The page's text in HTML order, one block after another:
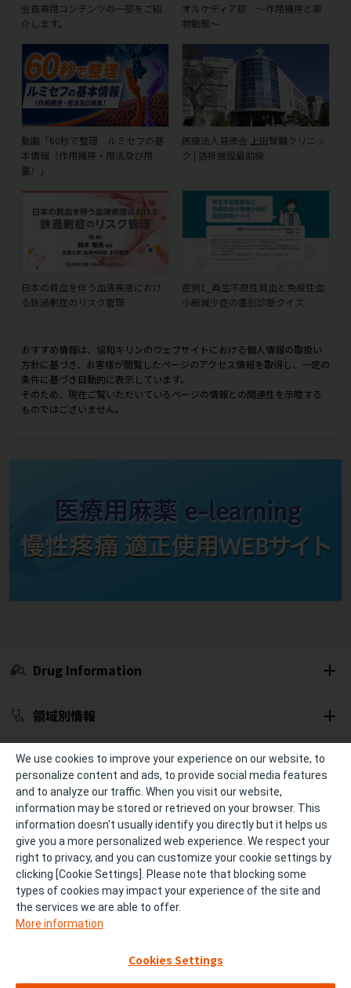
会員専用コンテンツの一部をご紹
介します。
オルケディア錠 ～作用機序と薬
物動態～
動画「60秒で整理 ルミセフの基
本情報（作用機序・用法及び用
量）」
医療法人慈修会 上田腎臓クリニッ
ク | 透析施設最前線
日本の貧血を伴う血液疾患におけ
る鉄過剰症のリスク管理
症例1_再生不良性貧血と免疫性血
小板減少症の鑑別診断クイズ
おすすめ情報は、協和キリンのウェブサイトにおける個人情報の取扱い
方針に基づき、お客様が閲覧したページのアクセス情報を取得し、一定の
条件に基づき自動的に表示しています。
そのため、現在ご覧いただいているページの情報との関連性を示唆する
ものではございません。
Drug Information
領域別情報
セミナー開催予定
冊子・資材
診療サポート
個人情報の取り扱い ご利用条件およびご利用環境
お問い合わせ
We use cookies to improve your experience on our website, to
personalize content and ads, to provide social media features
and to analyze our traffic. When you visit our website,
information may be stored or retrieved on your browser. This
information doesn't usually identify you directly but it helps us
give you a more personalized web experience. We respect your
right to privacy, and you can customize your cookie settings by
clicking [Cookie Settings]. Please note that blocking some
types of cookies may impact your experience of the site and
the services we are able to offer.
More information
Cookies Settings